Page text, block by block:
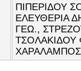
ΠΙΠΕΡΙΔΟΥ
ΕΛΕΥΘΕΡΙΑ
ΓΕΩ.,
ΤΣΟΛΑΚΙΔΟΥ